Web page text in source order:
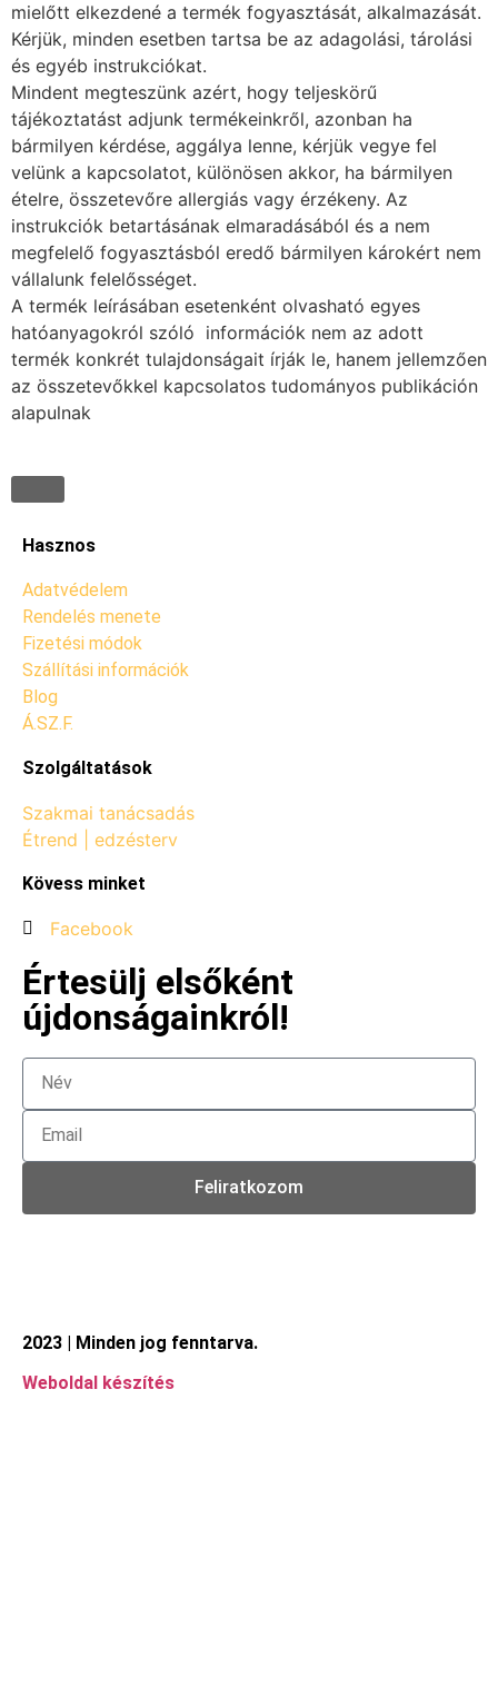
mielőtt elkezdené a termék fogyasztását, alkalmazását.
Kérjük, minden esetben tartsa be az adagolási, tárolási
és egyéb instrukciókat.
Mindent megteszünk azért, hogy teljeskörű
tájékoztatást adjunk termékeinkről, azonban ha
bármilyen kérdése, aggálya lenne, kérjük vegye fel
velünk a kapcsolatot, különösen akkor, ha bármilyen
ételre, összetevőre allergiás vagy érzékeny. Az
instrukciók betartásának elmaradásából és a nem
megfelelő fogyasztásból eredő bármilyen károkért nem
vállalunk felelősséget.
A termék leírásában esetenként olvasható egyes
hatóanyagokról szóló információk nem az adott
termék konkrét tulajdonságait írják le, hanem jellemzően
az összetevőkkel kapcsolatos tudományos publikáción
alapulnak
Hasznos
Adatvédelem
Rendelés menete
Fizetési módok
Szállítási információk
Blog
Á.SZ.F.
Szolgáltatások
Szakmai tanácsadás
Étrend | edzésterv
Kövess minket
Facebook
Értesülj elsőként
újdonságainkról!
Feliratkozom
2023 | Minden jog fenntarva.
Weboldal készítés